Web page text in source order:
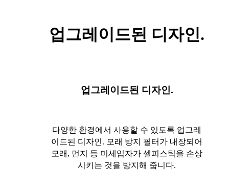
업그레이드된 디자인.
업그레이드된 디자인.
다양한 환경에서 사용할 수 있도록 업그레
이드된 디자인. 모래 방지 필터가 내장되어
모래, 먼지 등 미세입자가 셀피스틱을 손상
시키는 것을 방지해 줍니다.